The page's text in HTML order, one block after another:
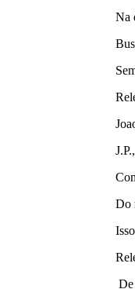
Na época em
Buscando a
Sem perder
Relembro
Joao Pessoa,
J.P., seu
Com seu
Do roxo ou
Isso não
Relembro do
De meu